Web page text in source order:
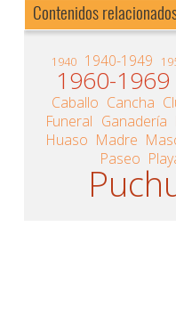
Contenidos
1940 1940-1949
1960-1969
Caballo Cancha
Funeral Ganadería
Huaso Madre
Paseo